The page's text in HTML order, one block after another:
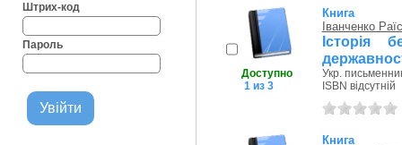
Штрих-код
Пароль
Доступно
1 из 3
Книга
Іванченко
Історія
Укр.
ISBN відсутній
Книга